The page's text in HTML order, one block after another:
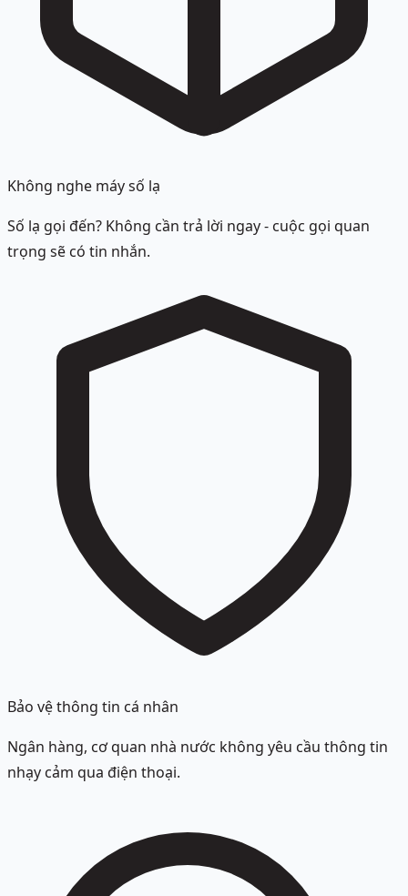
Không nghe máy số lạ
Số lạ gọi đến? Không cần trả lời ngay - cuộc gọi quan
trọng sẽ có tin nhắn.
Bảo vệ thông tin cá nhân
Ngân hàng, cơ quan nhà nước không yêu cầu thông tin
nhạy cảm qua điện thoại.